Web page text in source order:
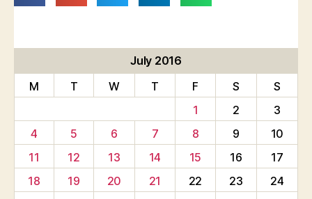
July 2016
M
T W T F S
S
1
2
3
4
5 6 7 8 9
10
11
12 13 14 15 16
17
18
19 20 21 22 23
24